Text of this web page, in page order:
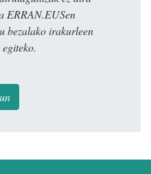
ERRAN.EUSen
bezalako irakurleen